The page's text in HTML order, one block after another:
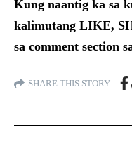
Kung naantig ka sa
kalimutang LIKE,
sa comment section
SHARE THIS STORY